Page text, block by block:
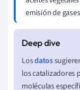
emisión de
Losdatos
los catalizadores
moléculas